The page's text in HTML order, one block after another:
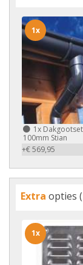
1x
100mm Stian
+€ 569,95
1x
Extra opties
1x